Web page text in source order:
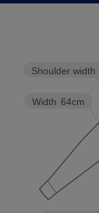
Width 64cm
Shoulder width